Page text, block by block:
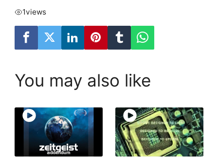
1views
You may also like